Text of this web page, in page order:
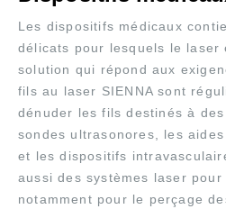
Les dispositifs médicaux
délicats pour lesquels le laser
solution qui répond aux
fils au laser SIENNA sont
dénuder les fils destinés à
sondes ultrasonores, les
et les dispositifs
aussi des systèmes laser pour
notamment pour le perçage